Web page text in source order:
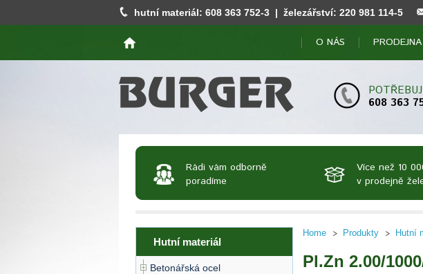
hutní materiál: 608 363 752-3 | železářství: 220 981 114-5
O NÁS PRODEJNA
608 363
Rádi vám odborně
poradíme
Více než 10
v prodejně
Hutní materiál
Betonářská ocel
Home Produkty Hutní
Pl.Zn 2.00/